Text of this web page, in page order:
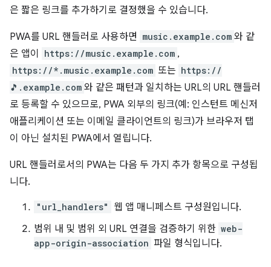
은 짧은 링크를 추가하기로 결정했을 수 있습니다.
PWA를 URL 핸들러로 사용하면 music.example.com 와 같
은 앱이
https://music.example.com ,
https://*.music.example.com 또는 https://
🎵.example.com 와 같은 패턴과 일치하는 URL의 URL 핸들러
로 등록할 수 있으므로, PWA 외부의 링크(예: 인스턴트 메신저
애플리케이션 또는 이메일 클라이언트의 링크)가 브라우저 탭
이 아닌 설치된 PWA에서 열립니다.
URL 핸들러로서의 PWA는 다음 두 가지 추가 항목으로 구성됩
니다.
"url_handlers"
웹 앱 매니페스트 구성원입니다.
범위 내 및 범위 외 URL 연결을 검증하기 위한 web-
app-origin-association 파일 형식입니다.